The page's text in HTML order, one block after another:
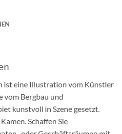
ist eine Illustration vom Künstler
vom Bergbau und
kunstvoll in Szene gesetzt.
Schaffen Sie